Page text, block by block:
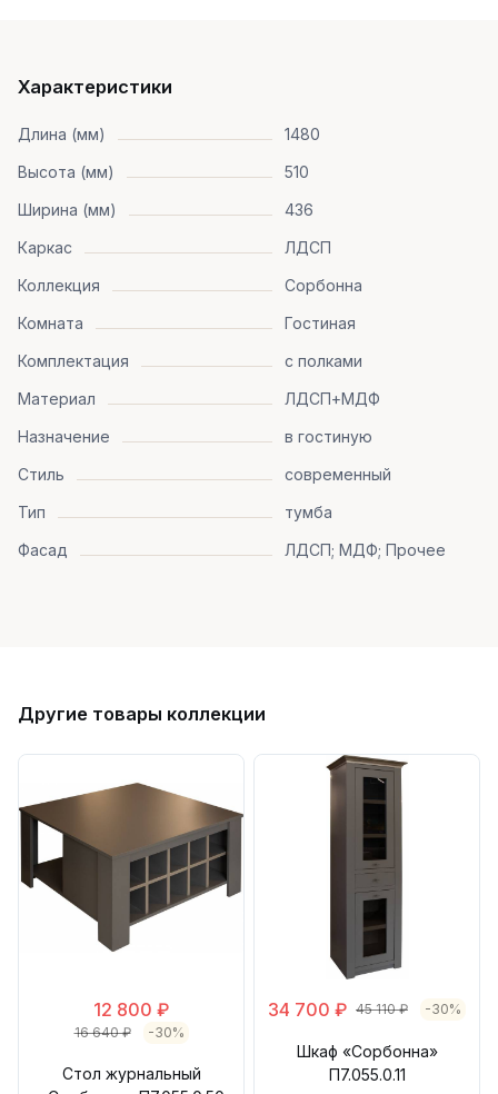
Характеристики
Длина (мм)
1480
Высота (мм)
510
Ширина (мм)
436
Каркас
ЛДСП
Коллекция
Сорбонна
Комната
Гостиная
Комплектация
с полками
Материал
ЛДСП+МДФ
Назначение
в гостиную
Стиль
современный
Тип
тумба
Фасад
ЛДСП; МДФ; Прочее
Другие товары коллекции
12 800 ₽
16 640 ₽ -30%
Стол журнальный
34 700 ₽ 45 110 ₽ -30%
Шкаф «Сорбонна»
П7.055.0.11